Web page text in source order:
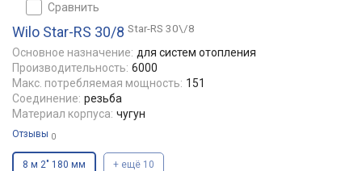
сравнить
Wilo Star-RS 30/8 Star-RS 30\/8
Основное назначение: для систем отопления
Производительность: 6000
Макс. потребляемая мощность: 151
Соединение: резьба
Материал корпуса: чугун
Отзывы 0
8 м 2" 180 мм + ещё 10